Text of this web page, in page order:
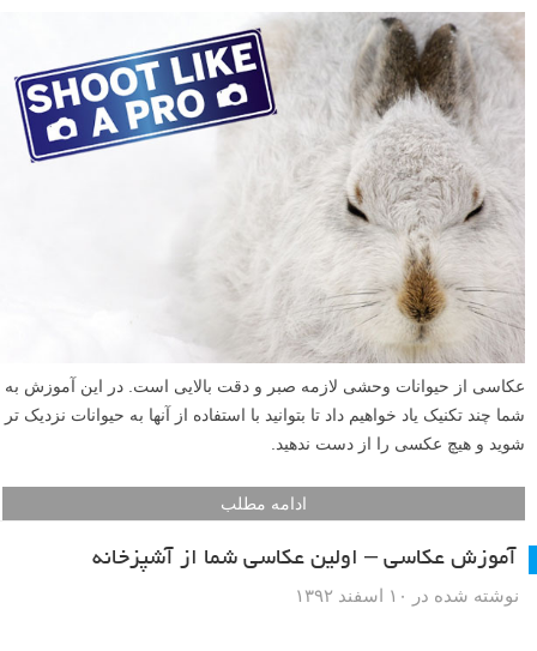
عکاسی از حیوانات وحشی لازمه صبر و دقت بالایی است. در این آموزش به
شما چند تکنیک یاد خواهیم داد تا بتوانید با استفاده از آنها به حیوانات نزدیک تر
شوید و هیچ عکسی را از دست ندهید.
ادامه مطلب
آموزش عکاسی – اولین عکاسی شما از آشپزخانه
نوشته شده در ۱۰ اسفند ۱۳۹۲